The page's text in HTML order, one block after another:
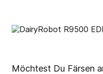
Möchtest Du Färsen